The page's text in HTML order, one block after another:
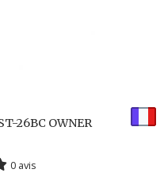
26BC OWNER
0 avis